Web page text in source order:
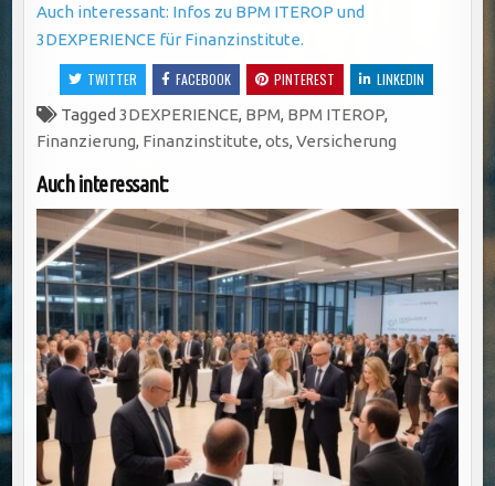
Auch interessant: Infos zu BPM ITEROP und
3DEXPERIENCE für Finanzinstitute.
TWITTER FACEBOOK PINTEREST
LINKEDIN
Tagged3DEXPERIENCE, BPM, BPM ITEROP,
Finanzierung, Finanzinstitute,ots,Versicherung
Auch interessant: